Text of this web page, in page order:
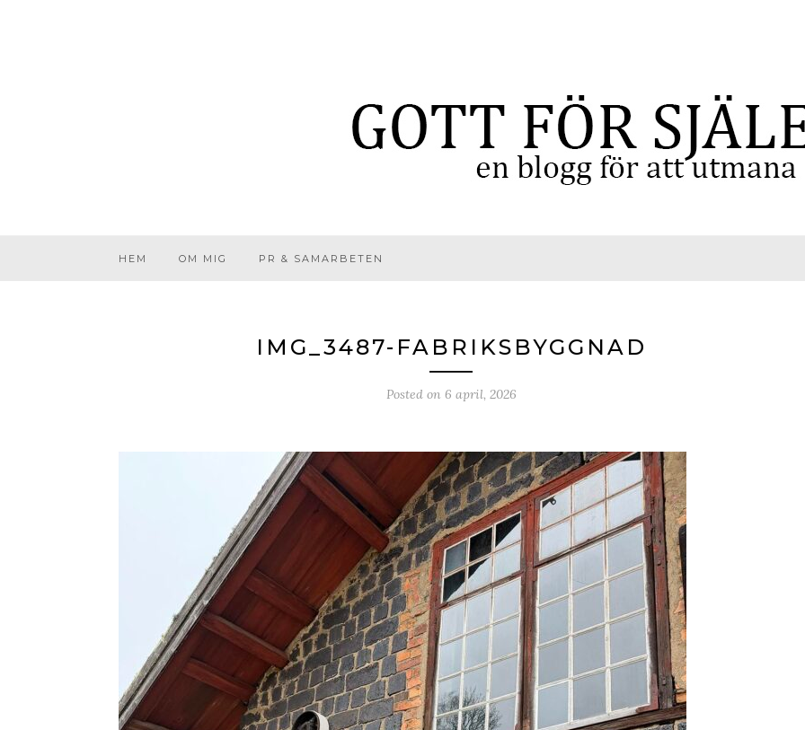
HEM OM MIG PR & SAMARBETEN
IMG_3487-FABRIKSBYGGNAD
Posted on 6 april, 2026